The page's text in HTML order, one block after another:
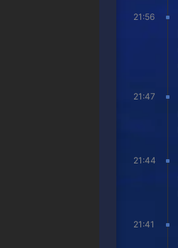
21:56
21:47
21:44
21:41